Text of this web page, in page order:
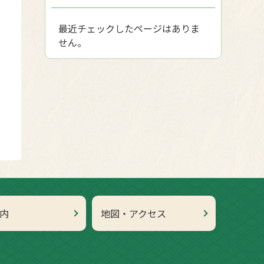
最近チェックしたページはありま
せん。
地図・アクセス